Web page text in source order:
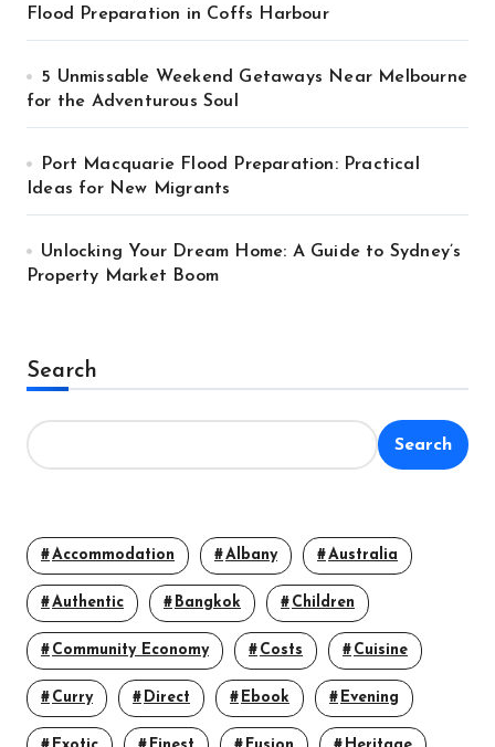
Flood Preparation in Coffs Harbour
5 Unmissable Weekend Getaways Near Melbourne
for the Adventurous Soul
Port Macquarie Flood Preparation: Practical
Ideas for New Migrants
Unlocking Your Dream Home: A Guide to Sydney’s
Property Market Boom
Search
Search
Accommodation Albany Australia
Authentic Bangkok Children
Community Economy Costs Cuisine
Curry Direct Ebook Evening